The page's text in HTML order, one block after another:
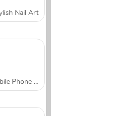
Nail Art
Mobile Phone Case Design & DIY